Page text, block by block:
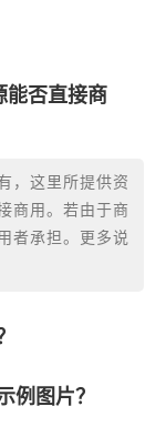
能否直接商
，这里所提供资
商用。若由于商
者承担。更多说
例图片？